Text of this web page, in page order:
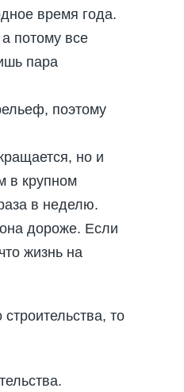
время года.
потому все
пара
поэтому
но и
в крупном
в неделю.
дороже. Если
жизнь на
то